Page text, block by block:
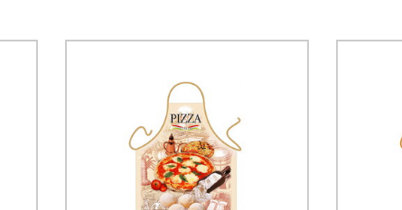
jsem se s podmínkamiOchrany osobních údajů